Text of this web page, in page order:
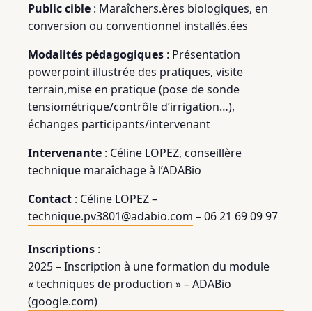
Public cible : Maraîchers.ères biologiques, en
conversion ou conventionnel installés.ées
Modalités pédagogiques : Présentation
powerpoint illustrée des pratiques, visite
terrain,mise en pratique (pose de sonde
tensiométrique/contrôle d’irrigation…),
échanges participants/intervenant
Intervenante : Céline LOPEZ, conseillère
technique maraîchage à l’ADABio
Contact : Céline LOPEZ –
technique.pv3801@adabio.com – 06 21 69 09 97
Inscriptions :
2025 – Inscription à une formation du module
« techniques de production » – ADABio
(google.com)